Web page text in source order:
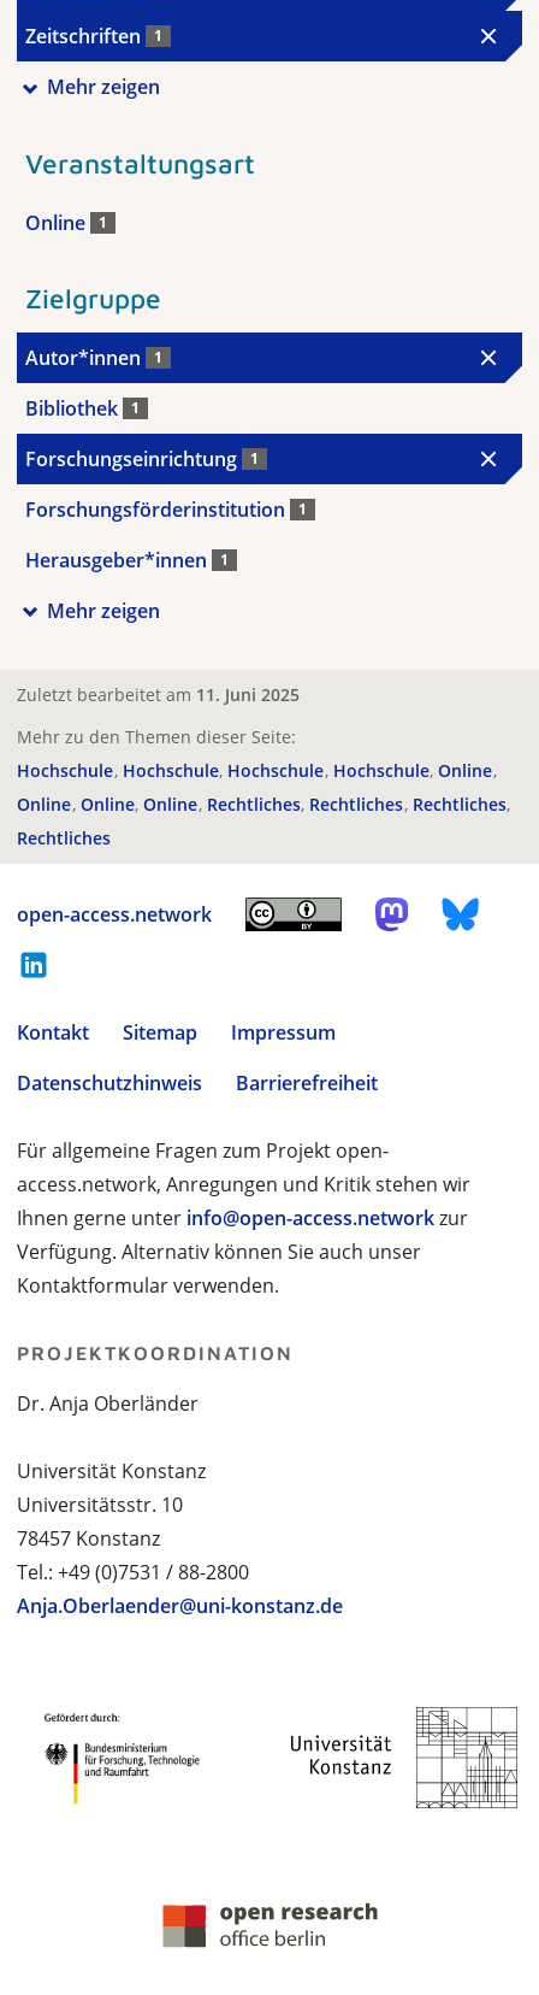
Zeitschriften 1
Mehr zeigen
Veranstaltungsart
Online 1
Zielgruppe
Autor*innen 1
Bibliothek 1
Forschungseinrichtung 1
Forschungsförderinstitution 1
Herausgeber*innen 1
Mehr zeigen
Zuletzt bearbeitet am 11. Juni 2025
Mehr zu den Themen dieser Seite:
Hochschule Hochschule Hochschule Hochschule Online
Online Online Online Rechtliches Rechtliches Rechtliches
Rechtliches
open-access.network
Kontakt Sitemap
Impressum
Datenschutzhinweis
Barrierefreiheit
Für allgemeine Fragen zum Projekt open-
access.network, Anregungen und Kritik stehen wir
Ihnen gerne unter info@open-access.networkzur
Verfügung. Alternativ können Sie auch unser
Kontaktformular verwenden.
PROJEKTKOORDINATION
Dr. Anja Oberländer
Universität Konstanz
Universitätsstr. 10
78457 Konstanz
Tel.: +49 (0)7531 / 88-2800
Anja.Oberlaender@uni-konstanz.de